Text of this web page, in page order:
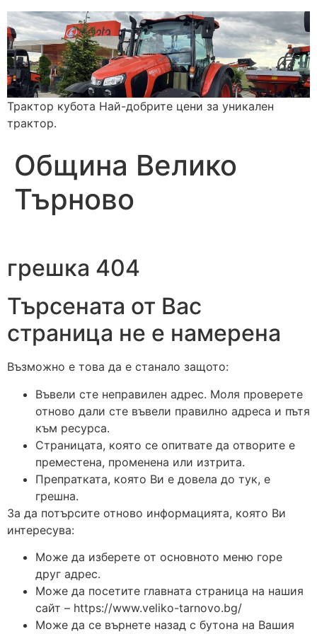
Трактор кубота Най-добрите цени за уникален
трактор.
Община Велико
Търново
грешка 404
Търсената от Вас
страница не е намерена
Възможно е това да е станало защото:
Въвели сте неправилен адрес. Моля проверете
отново дали сте въвели правилно адреса и пътя
към ресурса.
Страницата, която се опитвате да отворите е
преместена, променена или изтрита.
Препратката, която Ви е довела до тук, е
грешна.
За да потърсите отново информацията, която Ви
интересува:
Може да изберете от основното меню горе
друг адрес.
Може да посетите главната страница на нашия
сайт – https://www.veliko-tarnovo.bg/
Може да се върнете назад с бутона на Вашия